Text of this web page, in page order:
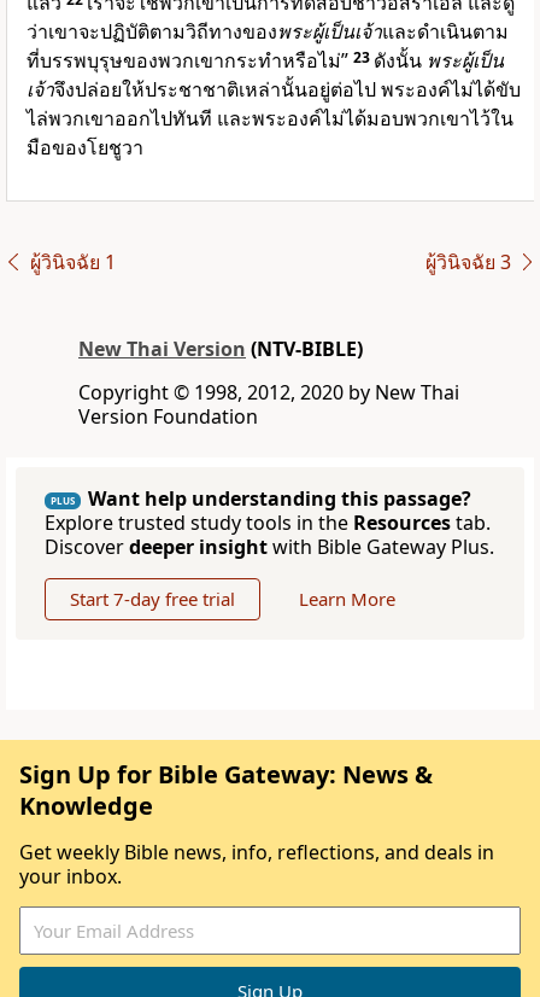
ว่าเขาจะปฏิบัติตามวิถีทางของพระผู้เป็นเจ้าและดำเนินตาม
ที่บรรพบุรุษของพวกเขากระทำหรือไม่” 23 ดังนั้น พระผู้เป็น
เจ้าจึงปล่อยให้ประชาชาติเหล่านั้นอยู่ต่อไป พระองค์ไม่ได้ขับ
ไล่พวกเขาออกไปทันที และพระองค์ไม่ได้มอบพวกเขาไว้ใน
มือของโยชูวา
ผู้วินิจฉัย 1 ผู้วินิจฉัย 3
New Thai Version (NTV-BIBLE)
Copyright © 1998, 2012, 2020 by New Thai
Version Foundation
PLUS
Want help understanding this passage?
Explore trusted study tools in the Resourcestab.
Discoverdeeper insightwith Bible Gateway Plus.
Start 7-day free trial Learn More
Sign Up for Bible Gateway: News &
Knowledge
Get weekly Bible news, info, reflections, and deals in
your inbox.